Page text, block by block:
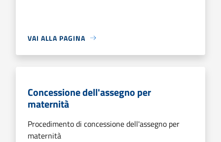
VAI ALLA PAGINA
Concessione dell'assegno per
maternità
Procedimento di concessione dell'assegno per
maternità